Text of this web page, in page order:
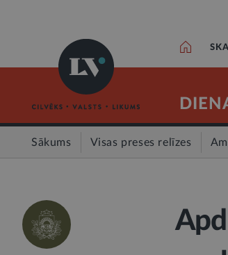
Sākums Visas preses relīzes